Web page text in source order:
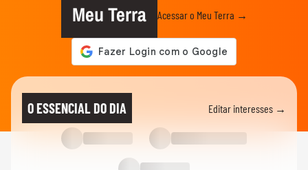
Meu Terra Acessar o Meu Terra →
O ESSENCIAL DO DIA Editar interesses →